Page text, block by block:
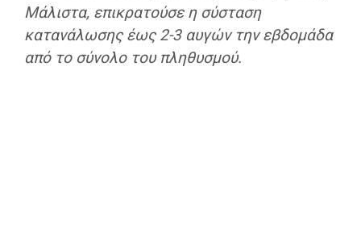
Μάλιστα, επικρατούσε η σύσταση
κατανάλωσης έως 2-3 αυγών την εβδομάδα
από το σύνολο του πληθυσμού.